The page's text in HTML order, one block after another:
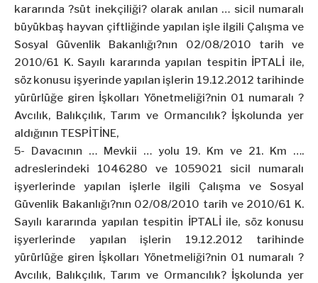
kararında ?süt inekçiliği? olarak anılan … sicil numaralı
büyükbaş hayvan çiftliğinde yapılan işle ilgili Çalışma ve
Sosyal Güvenlik Bakanlığı?nın 02/08/2010 tarih ve
2010/61 K. Sayılı kararında yapılan tespitin İPTALİ ile,
söz konusu işyerinde yapılan işlerin 19.12.2012 tarihinde
yürürlüğe giren İşkolları Yönetmeliği?nin 01 numaralı ?
Avcılık, Balıkçılık, Tarım ve Ormancılık? İşkolunda yer
aldığının TESPİTİNE,
5- Davacının … Mevkii … yolu 19. Km ve 21. Km ….
adreslerindeki 1046280 ve 1059021 sicil numaralı
işyerlerinde yapılan işlerle ilgili Çalışma ve Sosyal
Güvenlik Bakanlığı?nın 02/08/2010 tarih ve 2010/61 K.
Sayılı kararında yapılan tespitin İPTALİ ile, söz konusu
işyerlerinde yapılan işlerin 19.12.2012 tarihinde
yürürlüğe giren İşkolları Yönetmeliği?nin 01 numaralı ?
Avcılık, Balıkçılık, Tarım ve Ormancılık? İşkolunda yer